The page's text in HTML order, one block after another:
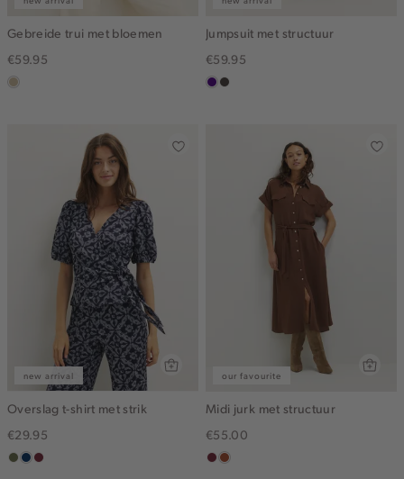
Gebreide trui met bloemen
€59.95
lichtzand
Jumpsuit met structuur
€59.95
indigochoco
new arrival
Overslag t-shirt met strik
€29.95
groen,
donkerblauw
brique
our favourite
Midi jurk met structuur
€55.00
bordeaux
bruin